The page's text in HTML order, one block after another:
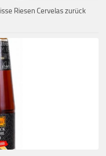
Riesen Cervelas zurück